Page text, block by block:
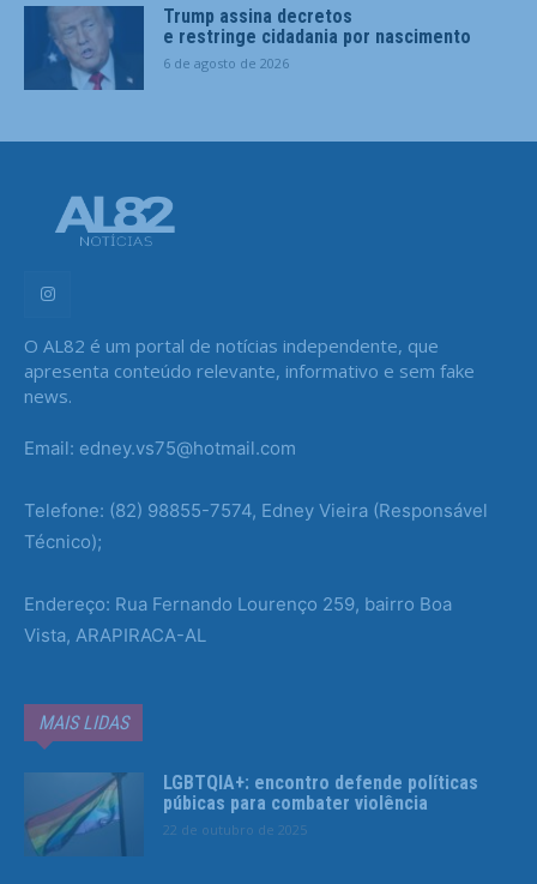
Trump assina decretos
e restringe cidadania por nascimento
6 de agosto de 2026
O AL82 é um portal de notícias independente, que
apresenta conteúdo relevante, informativo e sem fake
news.
Email: edney.vs75@hotmail.com
Telefone: (82) 98855-7574, Edney Vieira (Responsável
Técnico);
Endereço: Rua Fernando Lourenço 259, bairro Boa
Vista, ARAPIRACA-AL
MAIS LIDAS
LGBTQIA+: encontro defende políticas
púbicas para combater violência
22 de outubro de 2025